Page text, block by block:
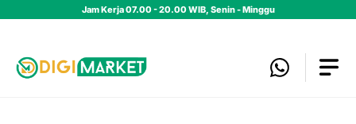
Jam Kerja 07.00 - 20.00 WIB, Senin - Minggu